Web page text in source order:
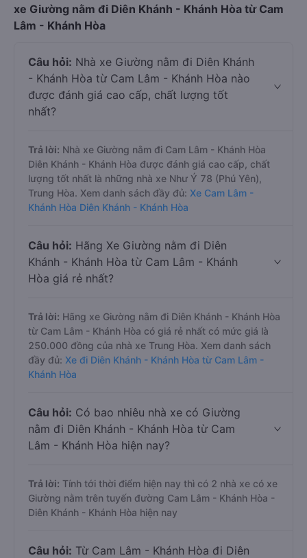
xe Giường nằm đi Diên Khánh - Khánh Hòa từ Cam
Lâm - Khánh Hòa
Câu hỏi: Nhà xe Giường nằm đi Diên Khánh
- Khánh Hòa từ Cam Lâm - Khánh Hòa nào
được đánh giá cao cấp, chất lượng tốt
nhất?
Trả lời: Nhà xe Giường nằm đi Cam Lâm - Khánh Hòa
Diên Khánh - Khánh Hòa được đánh giá cao cấp, chất
lượng tốt nhất là những nhà xe Như Ý 78 (Phú Yên),
Trung Hòa. Xem danh sách đầy đủ: Xe Cam Lâm -
Khánh Hòa Diên Khánh - Khánh Hòa
Câu hỏi: Hãng Xe Giường nằm đi Diên
Khánh - Khánh Hòa từ Cam Lâm - Khánh
Hòa giá rẻ nhất?
Trả lời: Hãng xe Giường nằm đi Diên Khánh - Khánh Hòa
từ Cam Lâm - Khánh Hòa có giá rẻ nhất có mức giá là
250.000 đồng của nhà xe Trung Hòa. Xem danh sách
đầy đủ: Xe đi Diên Khánh - Khánh Hòa từ Cam Lâm -
Khánh Hòa
Câu hỏi: Có bao nhiêu nhà xe có Giường
nằm đi Diên Khánh - Khánh Hòa từ Cam
Lâm - Khánh Hòa hiện nay?
Trả lời: Tính tới thời điểm hiện nay thì có 2 nhà xe có xe
Giường nằm trên tuyến đường Cam Lâm - Khánh Hòa -
Diên Khánh - Khánh Hòa hiện nay
Câu hỏi: Từ Cam Lâm - Khánh Hòa đi Diên